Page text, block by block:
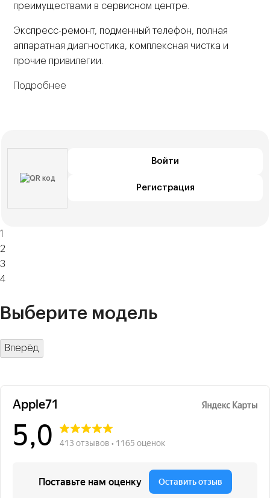
преимуществами в сервисном центре.
Экспресс-ремонт, подменный телефон, полная
аппаратная диагностика, комплексная чистка и
прочие привилегии.
Подробнее
Войти
Регистрация
1
2
3
4
Выберите модель
Вперёд